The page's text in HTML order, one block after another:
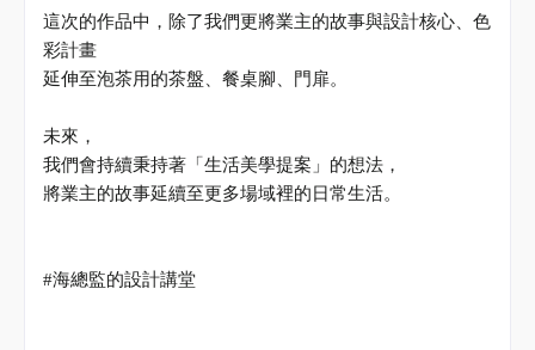
這次的作品中，除了我們更將業主的故事與設計核心、色
彩計畫
延伸至泡茶用的茶盤、餐桌腳、門扉。
未來，
我們會持續秉持著「生活美學提案」的想法，
將業主的故事延續至更多場域裡的日常生活。
#海總監的設計講堂